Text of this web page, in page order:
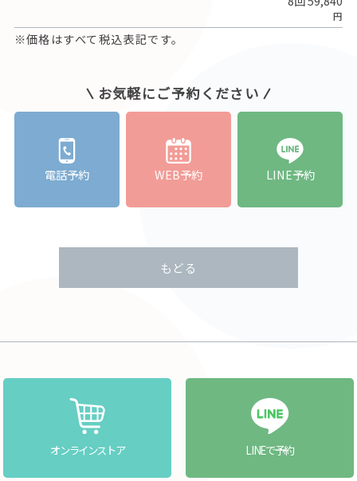
円
※価格はすべて税込表記です。
お気軽にご予約ください
電話予約 WEB予約 LINE予約
もどる
オンラインストア LINEで予約